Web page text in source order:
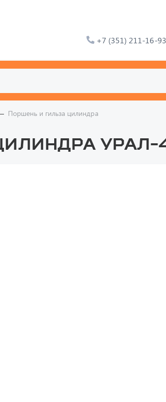
+7 (351) 211-16-93
Поршень и гильза цилиндра
УРАЛ-